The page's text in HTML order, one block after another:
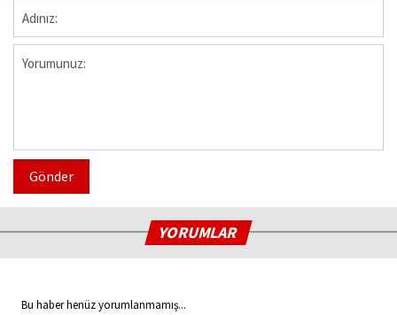
Gönder
YORUMLAR
Bu haber henüz yorumlanmamış...